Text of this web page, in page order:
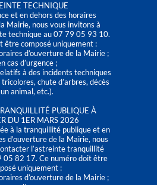
TECHNIQUE
et en dehors des horaires
Mairie, nous vous invitons à
technique au 07 79 05 93 10.
être composé uniquement :
d’ouverture de la Mairie ;
cas d’urgence ;
à des incidents techniques
chute d’arbres, décès
animal, etc.).
PUBLIQUE À
DU 1ER MARS 2026
à la tranquillité publique et en
d'ouverture de la Mairie, nous
l’astreinte tranquillité
05 82 17. Ce numéro doit être
uniquement :
d’ouverture de la Mairie ;